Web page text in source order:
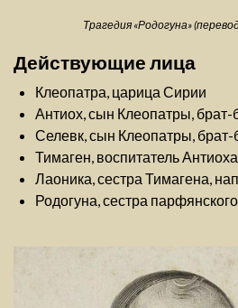
Трагедия «Родогуна»
Действующие лица
Клеопатра, царица Сирии
Антиох, сын Клеопатры, брат-
Селевк, сын Клеопатры, брат-
Тимаген, воспитатель
Лаоника, сестра Тимагена,
Родогуна, сестра